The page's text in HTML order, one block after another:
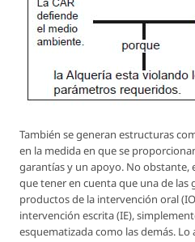
También se generan estructuras
en la medida en que se
garantías y un apoyo. No obstante,
que tener en cuenta que una de las
productos de la intervención oral
intervención escrita (IE),
esquematizada como las demás.